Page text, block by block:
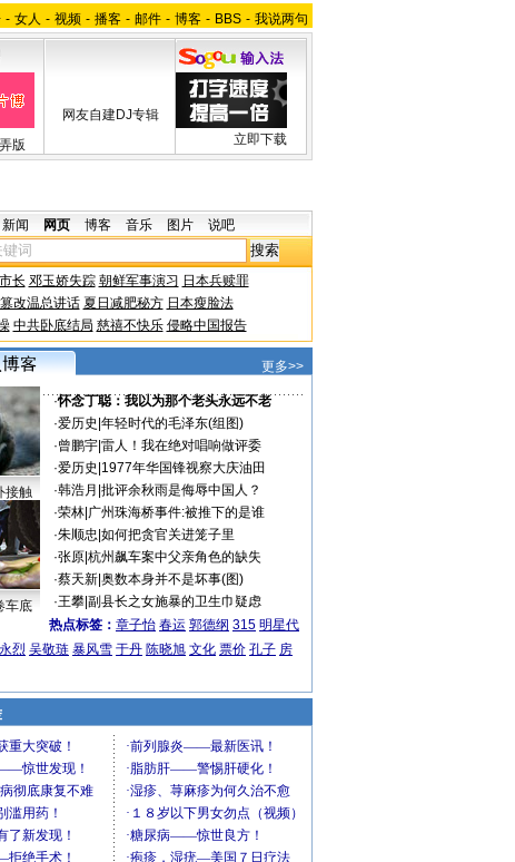
- 女人 - 视频 - 播客 - 邮件 - 博客 - BBS - 我说两句
版
网友自建DJ专辑
立即下载
新闻 网页 博客 音乐 图片 说吧
长 邓玉娇失踪 朝鲜军事演习 日本兵赎罪
篡改温总讲话 夏日减肥秘方 日本瘦脸法
中共卧底结局 慈禧不快乐 侵略中国报告
更多>>
接触
车底
·怀念丁聪：我以为那个老头永远不老
·爱历史 年轻时代的毛泽东(组图)
·曾鹏宇| 雷人！我在绝对唱响做评委
·爱历史 1977年华国锋视察大庆油田
·韩浩月 批评余秋雨是侮辱中国人？
·荣林| 广州珠海桥事件:被推下的是谁
·朱顺忠 如何把贪官关进笼子里
·张原| 杭州飙车案中父亲角色的缺失
·蔡天新| 奥数本身并不是坏事(图)
·王攀| 副县长之女施暴的卫生巾疑虑
热点标签： 章子怡 春运 郭德纲 315 明星代
烈 吴敬琏 暴风雪 于丹 陈晓旭 文化 票价 孔子 房